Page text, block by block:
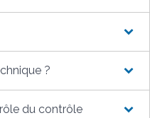
?
du contrôle